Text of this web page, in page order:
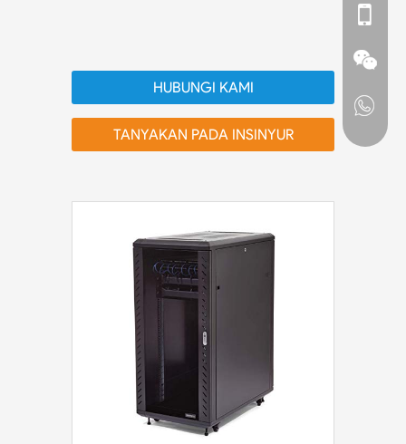
HUBUNGI KAMI
TANYAKAN PADA INSINYUR